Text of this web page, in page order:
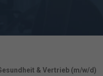
& Vertrieb (m/w/d)